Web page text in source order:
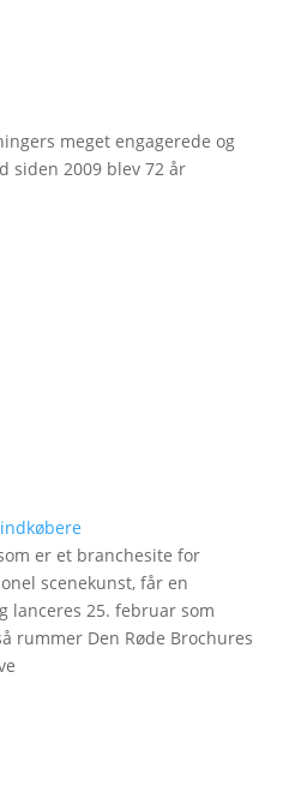
meget engagerede og
siden 2009 blev 72 år
er et branchesite for
scenekunst, får en
lanceres 25. februar som
rummer Den Røde Brochures